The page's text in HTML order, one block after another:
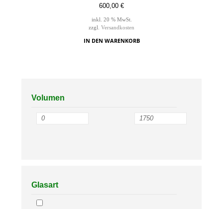
600,00 €
inkl. 20 % MwSt.
zzgl. Versandkosten
IN DEN WARENKORB
Volumen
Glasart